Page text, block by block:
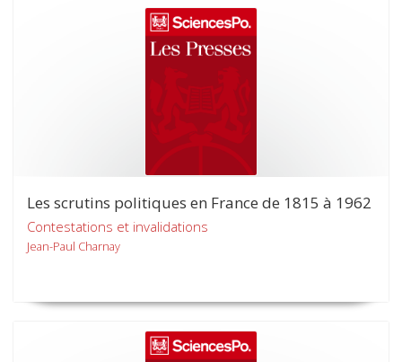
Les scrutins politiques en France de 1815 à 1962
Contestations et invalidations
Jean-Paul Charnay